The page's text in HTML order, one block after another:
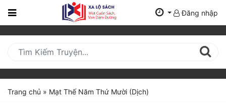
Trang
Mới
Cập
Nhật
(current)
Đăng nhập
Trang chủ » Mạt Thế Năm Thứ Mười (Dịch)